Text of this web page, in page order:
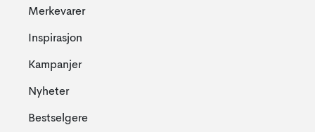
Merkevarer
Inspirasjon
Kampanjer
Nyheter
Bestselgere